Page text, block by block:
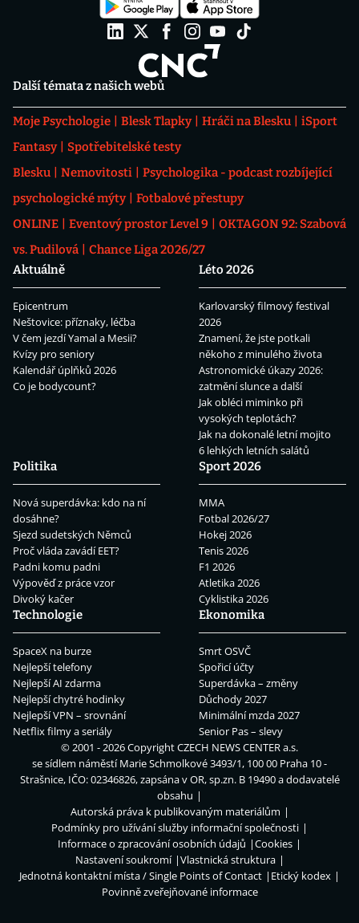
Další témata z našich webů
Moje Psychologie Blesk Tlapky Hráči na Blesku
iSport
Fantasy
Spotřebitelské testy
Blesku
Nemovitosti
Psychologika - podcast rozbíjející
psychologické mýty
Fotbalové přestupy
ONLINE
Eventový prostor Level 9
OKTAGON 92: Szabová
vs. Pudilová
Chance Liga 2026/27
Aktuálně
Epicentrum
Neštovice: příznaky, léčba
V čem jezdí Yamal a Mesii?
Kvízy pro seniory
Kalendář úplňků 2026
Co je bodycount?
Léto 2026
Karlovarský filmový festival
2026
Znamení, že jste potkali
někoho z minulého života
Astronomické úkazy 2026:
zatmění slunce a další
Jak obléci miminko při
vysokých teplotách?
Jak na dokonalé letní mojito
6 lehkých letních salátů
Politika
Nová superdávka: kdo na ní
dosáhne?
Sjezd sudetských Němců
Proč vláda zavádí EET?
Padni komu padni
Výpověď z práce vzor
Divoký kačer
Sport 2026
MMA
Fotbal 2026/27
Hokej 2026
Tenis 2026
F1 2026
Atletika 2026
Cyklistika 2026
Technologie
SpaceX na burze
Nejlepší telefony
Nejlepší AI zdarma
Nejlepší chytré hodinky
Nejlepší VPN – srovnání
Netflix filmy a seriály
Ekonomika
Smrt OSVČ
Spořicí účty
Superdávka – změny
Důchody 2027
Minimální mzda 2027
Senior Pas – slevy
© 2001 - 2026 CopyrightCZECH NEWS CENTER a.s.
se sídlem náměstí Marie Schmolkové 3493/1, 100 00 Praha 10 -
Strašnice, IČO: 02346826, zapsána v OR, sp.zn. B 19490 a dodavatelé
obsahu
Autorská práva k publikovaným materiálům
Podmínky pro užívání služby informační společnosti
Informace o zpracování osobních údajů
Cookies
Nastavení soukromí
Vlastnická struktura
Jednotná kontaktní místa / Single Points of Contact
Etický kodex
Povinně zveřejňované informace